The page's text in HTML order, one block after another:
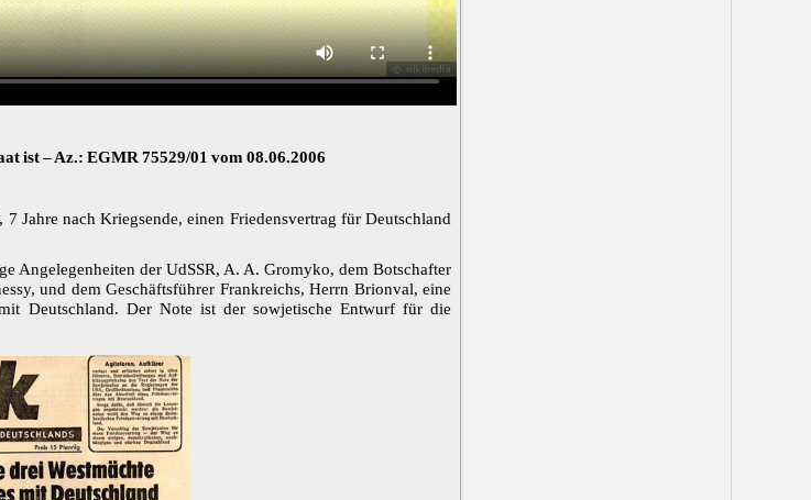
ist – Az.: EGMR 75529/01 vom 08.06.2006
Jahre nach Kriegsende, einen Friedensvertrag für Deutschland
Angelegenheiten der UdSSR, A. A. Gromyko, dem Botschafter
und dem Geschäftsführer Frankreichs, Herrn Brionval, eine
Deutschland. Der Note ist der sowjetische Entwurf für die